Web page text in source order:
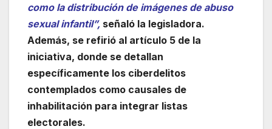
como la distribución de imágenes de abuso
sexual infantil”, señaló la legisladora.
Además, se refirió al artículo 5 de la
iniciativa, donde se detallan
específicamente los ciberdelitos
contemplados como causales de
inhabilitación para integrar listas
electorales.